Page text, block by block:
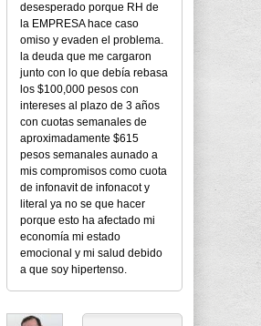
desesperado porque RH de
la EMPRESA hace caso
omiso y evaden el problema.
la deuda que me cargaron
junto con lo que debía rebasa
los $100,000 pesos con
intereses al plazo de 3 años
con cuotas semanales de
aproximadamente $615
pesos semanales aunado a
mis compromisos como cuota
de infonavit de infonacot y
literal ya no se que hacer
porque esto ha afectado mi
economía mi estado
emocional y mi salud debido
a que soy hipertenso.